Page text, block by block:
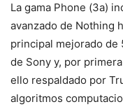
La gama Phone (3a)
avanzado de Nothing
principal mejorado de
de Sony y, por
ello respaldado por
algoritmos